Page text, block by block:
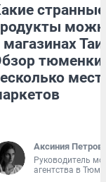
странные
магазинах
тюменки
Аксиния
Руководитель
агентства в